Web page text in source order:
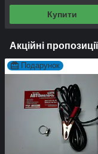
Купити
Акційні
Подарунок